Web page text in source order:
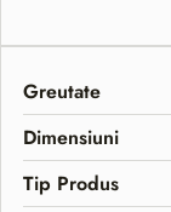
Greutate
Dimensiuni
Tip Produs